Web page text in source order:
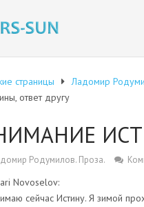
страницы Ладомир
ответ другу
Родумилов. Проза.
Novoselov:
сейчас Истину. Я зимой